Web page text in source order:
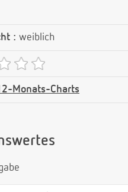
: weiblich
Monats-Charts